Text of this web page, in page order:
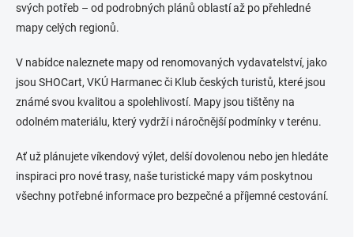
i
svých potřeb – od podrobných plánů oblastí až po přehledné
mapy celých regionů.
V nabídce naleznete mapy od renomovaných vydavatelství, jako
jsou SHOCart, VKÚ Harmanec či Klub českých turistů, které jsou
známé svou kvalitou a spolehlivostí. Mapy jsou tištěny na
odolném materiálu, který vydrží i náročnější podmínky v terénu.
Ať už plánujete víkendový výlet, delší dovolenou nebo jen hledáte
inspiraci pro nové trasy, naše turistické mapy vám poskytnou
všechny potřebné informace pro bezpečné a příjemné cestování.